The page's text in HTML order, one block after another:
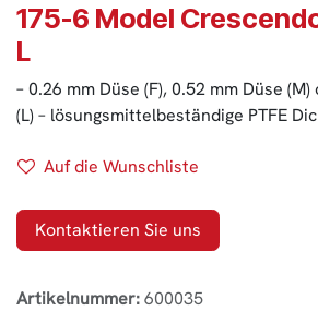
175-6 Model
L
– 0.26 mm Düse (F), 0.52 mm Düse
(L) – lösungsmittelbeständige PTFE
Auf die Wunschliste
Kontaktieren Sie uns
Artikelnummer:600035